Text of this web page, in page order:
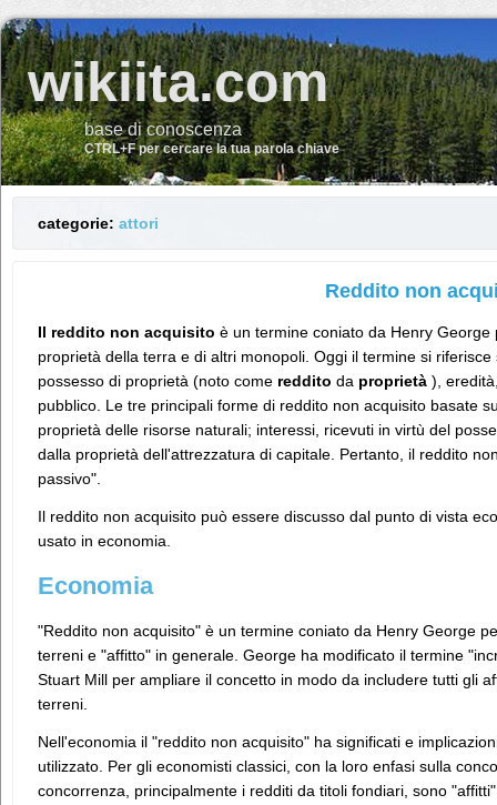
wikiita.com
base di conoscenza
CTRL+F per cercare la tua parola chiave
categorie: attori
Reddito non
Il reddito non acquisito è un termine coniato da Henry
proprietà della terra e di altri monopoli. Oggi il termine si
possesso di proprietà (noto come reddito da proprietà ),
pubblico. Le tre principali forme di reddito non acquisito basate
proprietà delle risorse naturali; interessi, ricevuti in virtù del
dalla proprietà dell'attrezzatura di capitale. Pertanto, il reddito
passivo".
Il reddito non acquisito può essere discusso dal punto di vista
usato in economia.
Economia
"Reddito non acquisito" è un termine coniato da Henry George
terreni e "affitto" in generale. George ha modificato il termine
Stuart Mill per ampliare il concetto in modo da includere tutti gli
terreni.
Nell'economia il "reddito non acquisito" ha significati e
utilizzato. Per gli economisti classici, con la loro enfasi sulla
concorrenza, principalmente i redditi da titoli fondiari, sono